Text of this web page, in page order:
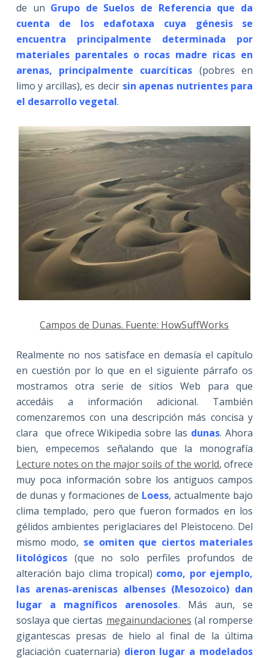
de un Grupo de Suelos de Referencia que da
cuenta de los edafotaxa cuya génesis se
encuentra principalmente determinada por
materiales parentales o rocas madre ricas en
arenas, principalmente cuarcíticas (pobres en
limo y arcillas), es decir sin apenas nutrientes para
el desarrollo vegetal.
Campos de Dunas. Fuente: HowSuffWorks
Realmente no nos satisface en demasía el capítulo
en cuestión por lo que en el siguiente párrafo os
mostramos otra serie de sitios Web para que
accedáis a información adicional. También
comenzaremos con una descripción más concisa y
clara que ofrece Wikipedia sobre las dunas. Ahora
bien, empecemos señalando que la monografía
Lecture notes on the major soils of the world, ofrece
muy poca información sobre los antiguos campos
de dunas y formaciones de Loess, actualmente bajo
clima templado, pero que fueron formados en los
gélidos ambientes periglaciares del Pleistoceno. Del
mismo modo, se omiten que ciertos materiales
litológicos (que no solo perfiles profundos de
alteración bajo clima tropical) como, por ejemplo,
las arenas-areniscas albenses (Mesozoico) dan
lugar a magníficos arenosoles. Más aun, se
soslaya que ciertas megainundaciones (al romperse
gigantescas presas de hielo al final de la última
glaciación cuaternaria) dieron lugar a modelados